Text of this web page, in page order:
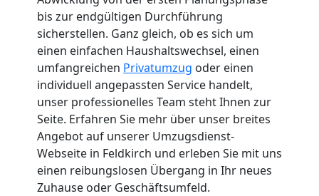
bis zur endgültigen Durchführung
sicherstellen. Ganz gleich, ob es sich um
einen einfachen Haushaltswechsel, einen
umfangreichen Privatumzug oder einen
individuell angepassten Service handelt,
unser professionelles Team steht Ihnen zur
Seite. Erfahren Sie mehr über unser breites
Angebot auf unserer Umzugsdienst-
Webseite in Feldkirch und erleben Sie mit uns
einen reibungslosen Übergang in Ihr neues
Zuhause oder Geschäftsumfeld.